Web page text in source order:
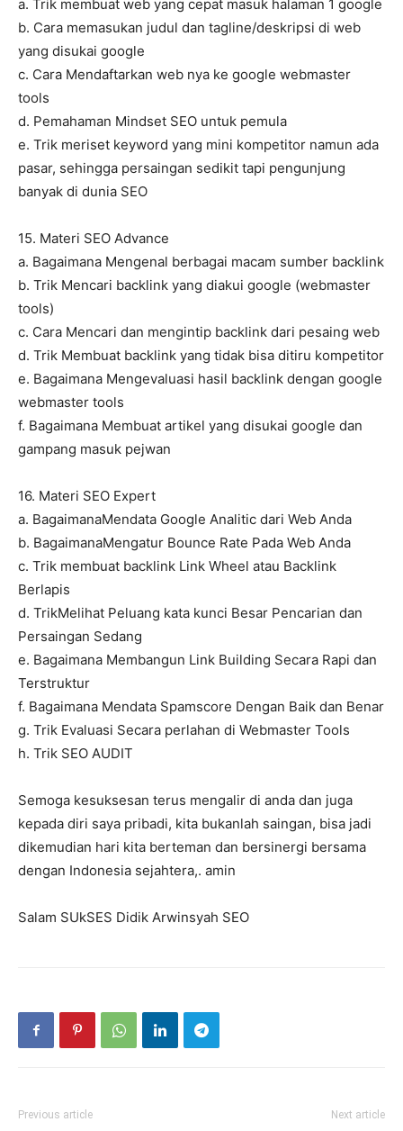
a. Trik membuat web yang cepat masuk halaman 1 google
b. Cara memasukan judul dan tagline/deskripsi di web
yang disukai google
c. Cara Mendaftarkan web nya ke google webmaster
tools
d. Pemahaman Mindset SEO untuk pemula
e. Trik meriset keyword yang mini kompetitor namun ada
pasar, sehingga persaingan sedikit tapi pengunjung
banyak di dunia SEO
15. Materi SEO Advance
a. Bagaimana Mengenal berbagai macam sumber backlink
b. Trik Mencari backlink yang diakui google (webmaster
tools)
c. Cara Mencari dan mengintip backlink dari pesaing web
d. Trik Membuat backlink yang tidak bisa ditiru kompetitor
e. Bagaimana Mengevaluasi hasil backlink dengan google
webmaster tools
f. Bagaimana Membuat artikel yang disukai google dan
gampang masuk pejwan
16. Materi SEO Expert
a. BagaimanaMendata Google Analitic dari Web Anda
b. BagaimanaMengatur Bounce Rate Pada Web Anda
c. Trik membuat backlink Link Wheel atau Backlink
Berlapis
d. TrikMelihat Peluang kata kunci Besar Pencarian dan
Persaingan Sedang
e. Bagaimana Membangun Link Building Secara Rapi dan
Terstruktur
f. Bagaimana Mendata Spamscore Dengan Baik dan Benar
g. Trik Evaluasi Secara perlahan di Webmaster Tools
h. Trik SEO AUDIT
Semoga kesuksesan terus mengalir di anda dan juga
kepada diri saya pribadi, kita bukanlah saingan, bisa jadi
dikemudian hari kita berteman dan bersinergi bersama
dengan Indonesia sejahtera,. amin
Salam SUkSES Didik Arwinsyah SEO
Previous article Next article